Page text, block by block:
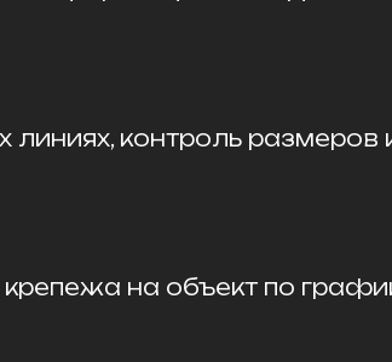
контроль размеров
на объект по